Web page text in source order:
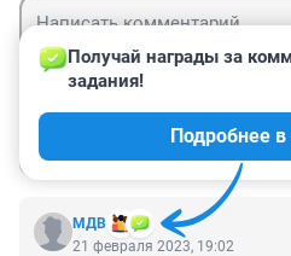
МДВ
Получай награды за
задания!
Подробнее
21 февраля 2023, 19:02